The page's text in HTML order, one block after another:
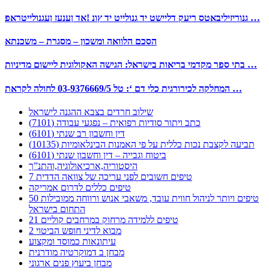
גנוריזיליבאטס ריעק דליישט יד גנולייט יד ץונ !אד ןענעז ןעגנולייטראפ …
הסכם הלוואה ומשכון – מסגרת – משכנתא
בתי ספר מקדמי בריאות בישראל: הגישה האקולוגית ליישום מדיניות …
המחלקה לכירורגית כלי דם ‘: טל 03-9376669/5 לחולה לקראת …
שילוב חרדים בצבא ההגנה לישראל
כתב ויתור סודיות רפואית – נפגעי עבודה (7101)
דין וחשבון רב שנתי (6101)
תביעה לקצבת נכות כללית על פי האמנות הבינלאומיות (10135)
ביטוח וגבייה – דין וחשבון שנתי (6101)
היסטוריה,ארכיאולוגיה,והתנ”ך
7 טיפים חשובים לפני עריכה של צוואה הדדית
טיפים כללים לדרום אמריקה
50 טיפים ויותר לניהול חווית עובד, משאבי אנוש ורווחה ממובילות
התחום בישראל
21 טיפים ללמידה מרחוק במרחבים קוליים
מבוא לדיני חופש הביטוי 2
עיתונאות כמוסד ומקצוע
מבחן ב דמוקרטיה מודרנית
מבחן ביעוץ פנים ארגוני